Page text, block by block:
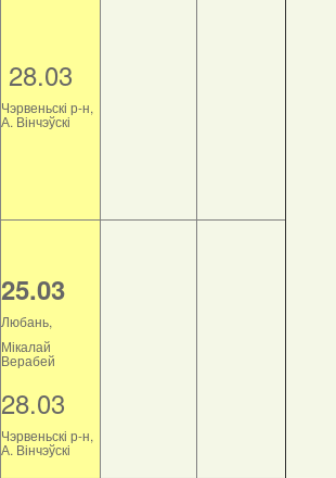
28.03
Чэрвеньскі р-н,
А. Вінчэўскі
25.03
Любань,
Мікалай
Верабей
28.03
Чэрвеньскі р-н,
А. Вінчэўскі